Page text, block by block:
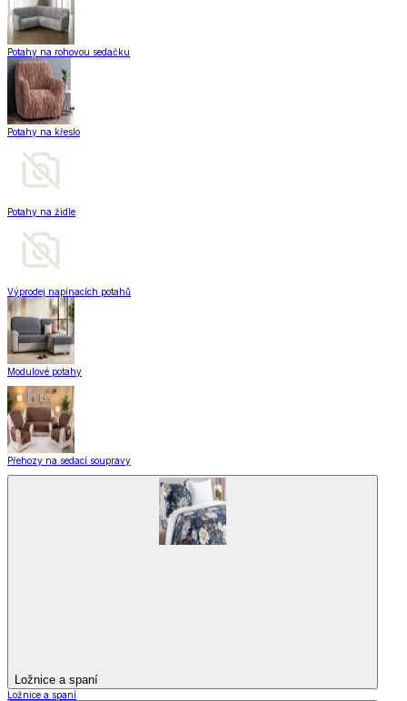
Potahy na rohovou sedačku
Potahy na křeslo
Potahy na židle
Výprodej napínacích potahů
Modulové potahy
Přehozy na sedací soupravy
Ložnice a spaní
Ložnice a spaní